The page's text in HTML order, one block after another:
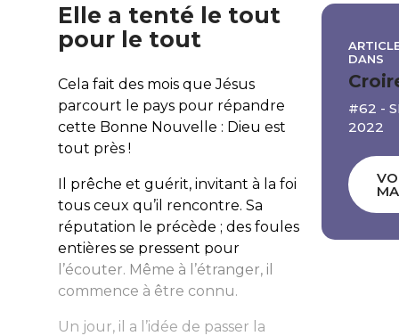
Elle a tenté le tout
pour le tout
Cela fait des mois que Jésus
parcourt le pays pour répandre
cette Bonne Nouvelle : Dieu est
tout près !
Il prêche et guérit, invitant à la foi
tous ceux qu’il rencontre. Sa
réputation le précède ; des foules
entières se pressent pour
l’écouter. Même à l’étranger, il
commence à être connu.
Un jour, il a l’idée de passer la
DANS
#62 -
2022